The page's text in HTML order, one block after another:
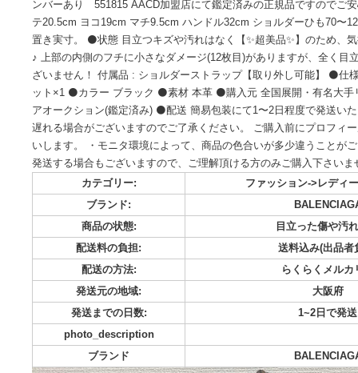
【定価¥128,000】でBALENCIAGAの中でも特に人気の軽く
テム BALENCIAGA EVERYDAY エブリデー ロゴ ロゴ箔
肩がけ 斜めがけ ショルダーストラップ取外し可能 500mlペ
ンバーあり 551815 AACD加盟店にて鑑定済みの正規品です
テ20.5cm ヨコ19cm マチ9.5cm ハンドル32cm ショルダーひ
置き実寸。 ⚫️状態 目立つキズや汚れはなく【✨超美品✨】の
♪ 上部の内側のフチに小さなダメージ(12枚目)がありますが
ざいません！ 付属品 : ショルダーストラップ【取り外し可
ット×1 ⚫️カラー ブラック ⚫️素材 本革 ⚫️購入元 全国展開・
アオークション(鑑定済み) ⚫️配送 簡易包装にて1〜2日程度
遅れる場合がございますのでご了承ください。 ご購入前に
いします。 ・モニタ環境によって、商品の色合いが多少違
発送する場合もございますので、ご理解頂ける方のみご購入
カテゴリー:
ファッション->
ブランド:
商品の状態:
配送料の負担:
送料込み